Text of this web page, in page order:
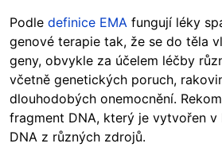
Podle definice EMA fungují léky
genové terapie tak, že se do těla
geny, obvykle za účelem léčby
včetně genetických poruch,
dlouhodobých onemocnění.
fragment DNA, který je vytvořen
DNA z různých zdrojů.